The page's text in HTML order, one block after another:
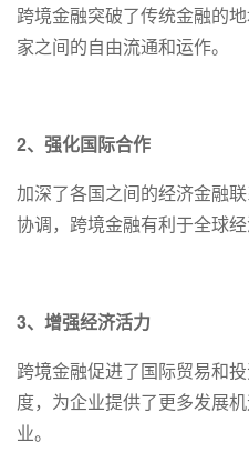
跨境金融突破了传统金融的
家之间的自由流通和运作。
2、强化国际合作
加深了各国之间的经济金融
协调，跨境金融有利于全球
3、增强经济活力
跨境金融促进了国际贸易和
度，为企业提供了更多发展
业。